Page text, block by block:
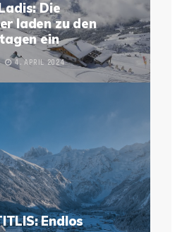
Die
laden zu den
ein
4. APRIL 2024
Endlos